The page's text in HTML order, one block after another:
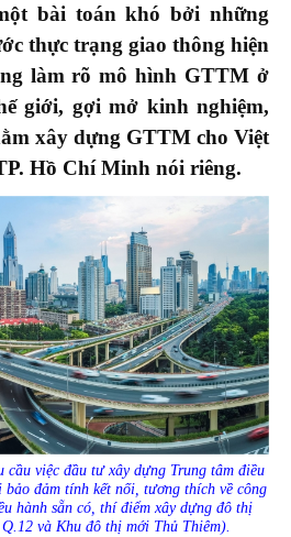
bài toán khó bởi những
thực trạng giao thông hiện
làm rõ mô hình GTTM ở
giới, gợi mở kinh nghiệm,
xây dựng GTTM cho Việt
Hồ Chí Minh nói riêng.
việc đầu tư xây dựng Trung tâm điều
đảm tính kết nối, tương thích về công
hành sẵn có, thí điểm xây dựng đô thị
và Khu đô thị mới Thủ Thiêm).